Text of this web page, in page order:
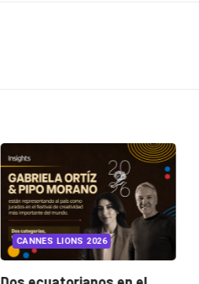
CANNES LIONS 2026